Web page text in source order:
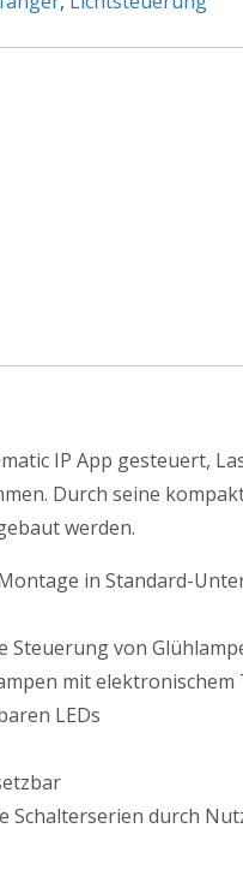
IP App gesteuert,
Durch seine
werden.
in Standard-
Steuerung von
mit
LEDs
Schalterserien durch